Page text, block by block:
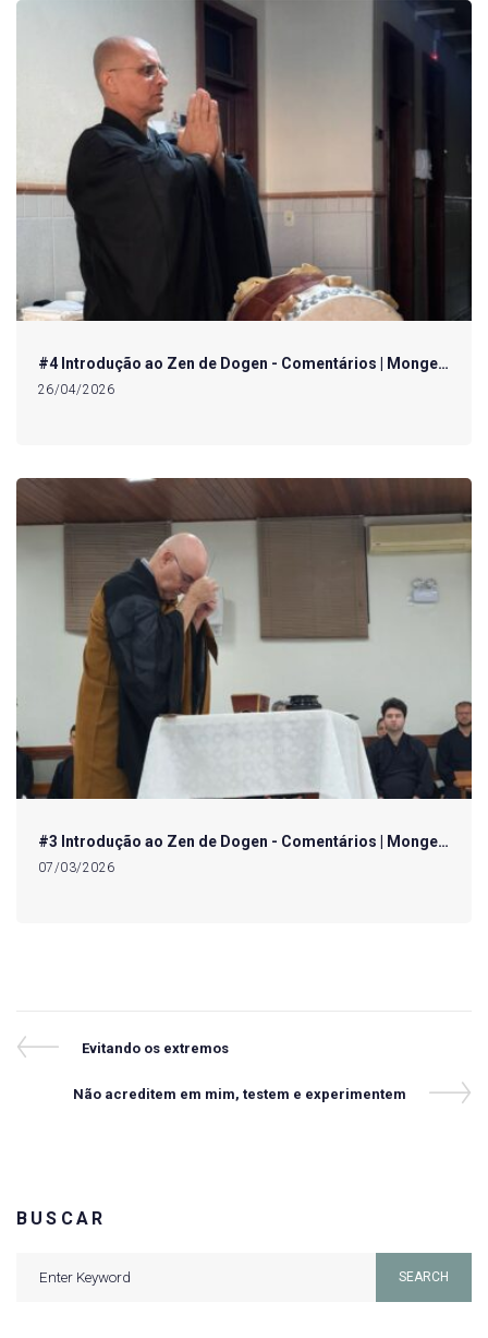
#4 Introdução ao Zen de Dogen - Comentários | Monge…
26/04/2026
#3 Introdução ao Zen de Dogen - Comentários | Monge…
07/03/2026
Navegação
Previous
Evitando os extremos
Next
Não acreditem em mim, testem e experimentem
BUSCAR
SEARCH